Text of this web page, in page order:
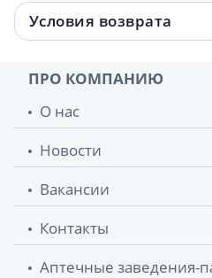
Зеленая аптека крем д/лица
зеленый чай 270г
Зеленая аптека гель д/
270мл
Зеленая аптека шампунь
350мл
Зеленая аптека аптека крем
Условия возврата
ПРО КОМПАНИЮ
О нас
Новости
Вакансии
Контакты
Аптечные заведения-